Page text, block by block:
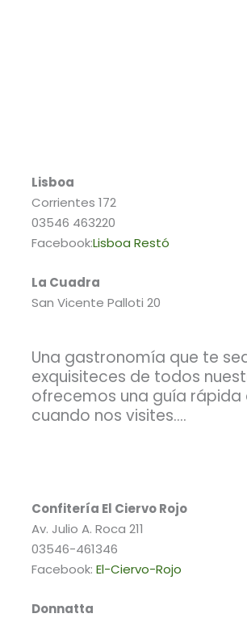
Lisboa
Corrientes 172
03546 463220
Facebook:Lisboa Restó
La Cuadra
San Vicente Palloti 20
Una gastronomía que te
exquisiteces de todos
ofrecemos una guía
cuando nos visites….
Confitería El Ciervo Rojo
Av. Julio A. Roca 211
03546-461346
Facebook: El-Ciervo-Rojo
Donnatta